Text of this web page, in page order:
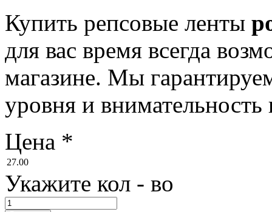
Купить репсовые ленты
для вас время всегда
магазине. Мы
уровня и
Цена *
27.00
Укажите кол - во